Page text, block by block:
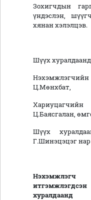
Зохигчдын
үндэслэн,
хянан хэлэлцэв.
Шүүх
Ц.Мөнхбат,
Ц.Баясгалан,
Шүүх
Г.Шинэцэцэг нар
хуралд